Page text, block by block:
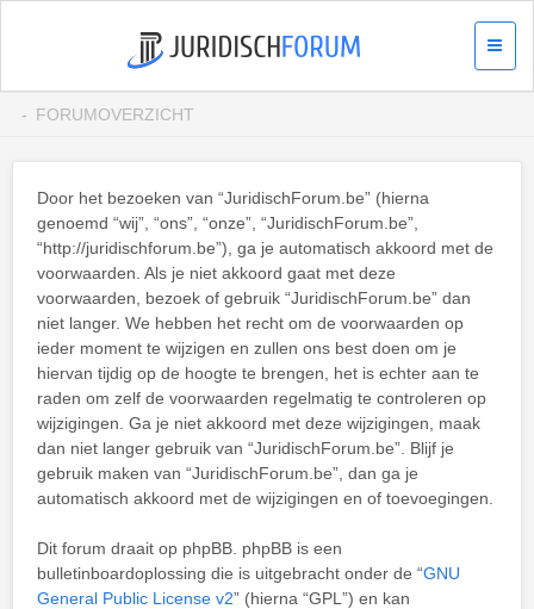
FORUMOVERZICHT
Door het bezoeken van “JuridischForum.be” (hierna
genoemd “wij”, “ons”, “onze”, “JuridischForum.be”,
“http://juridischforum.be”), ga je automatisch akkoord met de
voorwaarden. Als je niet akkoord gaat met deze
voorwaarden, bezoek of gebruik “JuridischForum.be” dan
niet langer. We hebben het recht om de voorwaarden op
ieder moment te wijzigen en zullen ons best doen om je
hiervan tijdig op de hoogte te brengen, het is echter aan te
raden om zelf de voorwaarden regelmatig te controleren op
wijzigingen. Ga je niet akkoord met deze wijzigingen, maak
dan niet langer gebruik van “JuridischForum.be”. Blijf je
gebruik maken van “JuridischForum.be”, dan ga je
automatisch akkoord met de wijzigingen en of toevoegingen.
Dit forum draait op phpBB. phpBB is een
bulletinboardoplossing die is uitgebracht onder de “GNU
General Public License v2” (hierna “GPL”) en kan